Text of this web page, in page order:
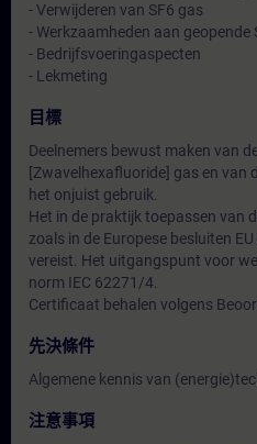
- Verwijderen van SF6 gas
- Werkzaamheden aan
- Bedrijfsvoeringaspecten
- Lekmeting
目標
Deelnemers bewust maken van
[Zwavelhexafluoride] gas en van
het onjuist gebruik.
Het in de praktijk toepassen van
zoals in de Europese besluiten
vereist. Het uitgangspunt voor
norm IEC 62271/4.
Certificaat behalen volgens
先決條件
Algemene kennis van
注意事項